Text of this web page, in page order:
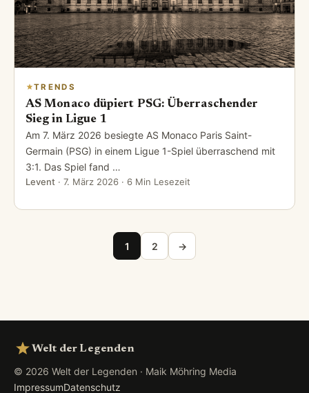
TRENDS
AS Monaco düpiert PSG: Überraschender
Sieg in Ligue 1
Am 7. März 2026 besiegte AS Monaco Paris Saint-
Germain (PSG) in einem Ligue 1-Spiel überraschend mit
3:1. Das Spiel fand …
Levent · 7. März 2026 · 6 Min Lesezeit
Seitennummerierung der Beiträge
1 2 →
Welt der Legenden
© 2026 Welt der Legenden · Maik Möhring Media
ImpressumDatenschutz